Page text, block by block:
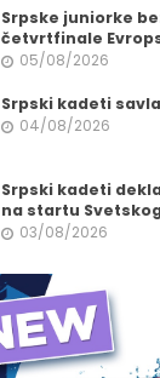
Srpske juniorke
četvrtfinale
05/08/2026
Srpski kadeti
04/08/2026
Srpski kadeti
na startu
03/08/2026